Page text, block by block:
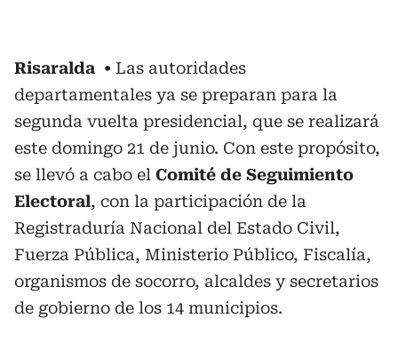
Risaralda
Las autoridades
departamentales ya se preparan para la
segunda vuelta presidencial, que se realizará
este domingo 21 de junio. Con este propósito,
se llevó a cabo el Comité de Seguimiento
Electoral, con la participación de la
Registraduría Nacional del Estado Civil,
Fuerza Pública, Ministerio Público, Fiscalía,
organismos de socorro, alcaldes y secretarios
de gobierno de los 14 municipios.